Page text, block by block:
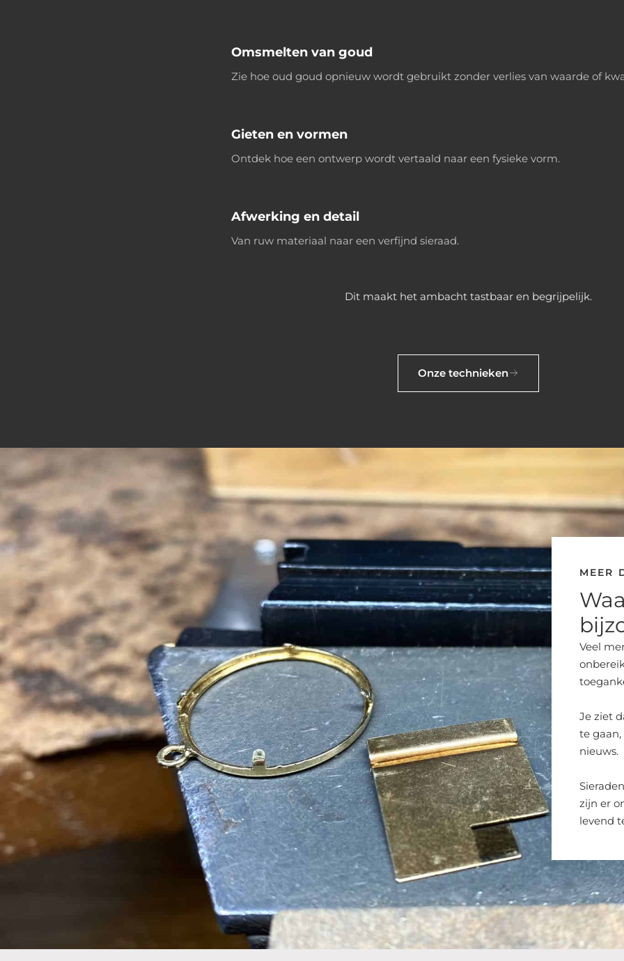
Omsmelten van goud
Zie hoe oud goud opnieuw wordt gebruikt zonder verlies van waarde of
Gieten en vormen
Ontdek hoe een ontwerp wordt vertaald naar een fysieke vorm.
Afwerking en detail
Van ruw materiaal naar een verfijnd sieraad.
Dit maakt het ambacht tastbaar en begrijpelijk.
Onze technieken
MEER
Veel
Je ziet
te
nieuws.
zijn er
levend